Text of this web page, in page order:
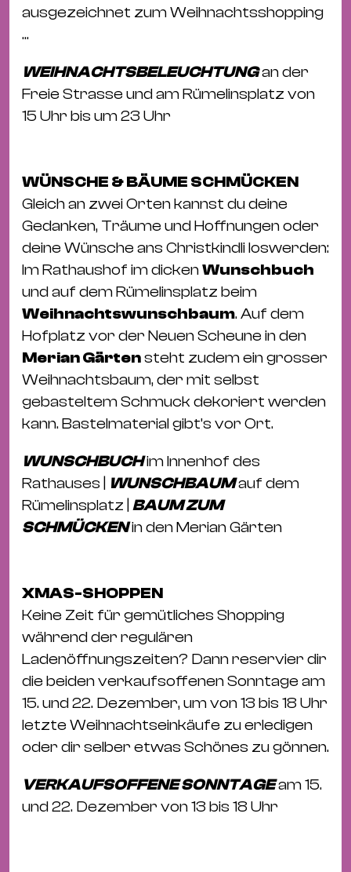
ausgezeichnet zum Weihnachtsshopping
...
WEIHNACHTSBELEUCHTUNGan der
Freie Strasse und am Rümelinsplatz von
15 Uhr bis um 23 Uhr
WÜNSCHE & BÄUME SCHMÜCKEN
Gleich an zwei Orten kannst du deine
Gedanken, Träume und Hoffnungen oder
deine Wünsche ans Christkindli loswerden:
Im Rathaushof im dickenWunschbuch
und auf dem Rümelinsplatz beim
Weihnachtswunschbaum. Auf dem
Hofplatz vor der Neuen Scheune in den
Merian Gärtensteht zudem ein grosser
Weihnachtsbaum, der mit selbst
gebasteltem Schmuck dekoriert werden
kann. Bastelmaterial gibt’s vor Ort.
WUNSCHBUCHim Innenhof des
Rathauses | WUNSCHBAUMauf dem
Rümelinsplatz | BAUM ZUM
SCHMÜCKENin den Merian Gärten
XMAS-SHOPPEN
Keine Zeit für gemütliches Shopping
während der regulären
Ladenöffnungszeiten? Dann reservier dir
die beiden verkaufsoffenen Sonntage am
15. und 22. Dezember, um von 13 bis 18 Uhr
letzte Weihnachtseinkäufe zu erledigen
oder dir selber etwas Schönes zu gönnen.
VERKAUFSOFFENE SONNTAGEam 15.
und 22. Dezember von 13 bis 18 Uhr